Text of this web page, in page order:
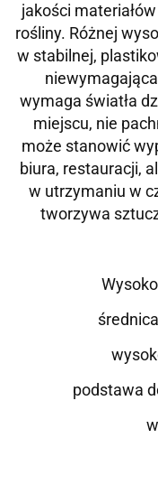
jakości
rośliny. Różnej
w stabilnej,
wymaga światła
miejscu, nie
może stanowić
biura, restauracji,
w utrzymaniu w
tworzywa
podstawa